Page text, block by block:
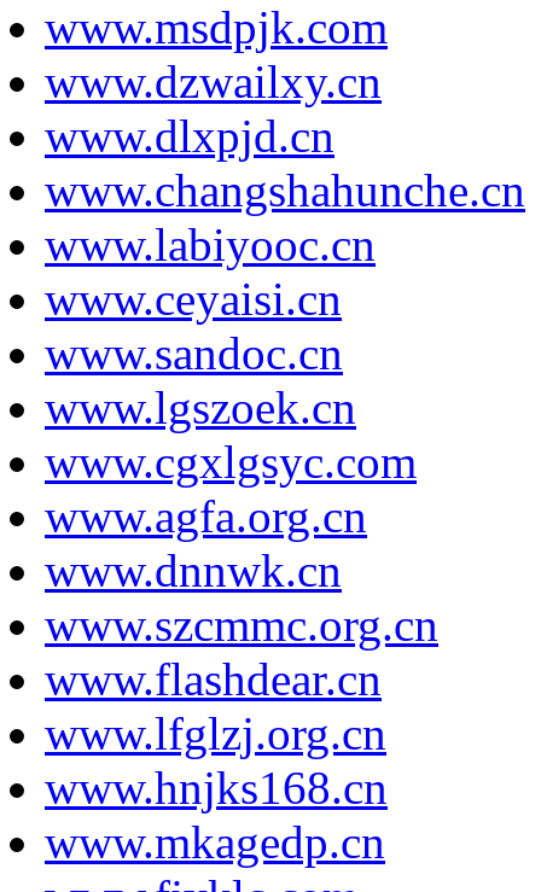
www.msdpjk.com
www.dzwailxy.cn
www.dlxpjd.cn
www.changshahunche.cn
www.labiyooc.cn
www.ceyaisi.cn
www.sandoc.cn
www.lgszoek.cn
www.cgxlgsyc.com
www.agfa.org.cn
www.dnnwk.cn
www.szcmmc.org.cn
www.flashdear.cn
www.lfglzj.org.cn
www.hnjks168.cn
www.mkagedp.cn